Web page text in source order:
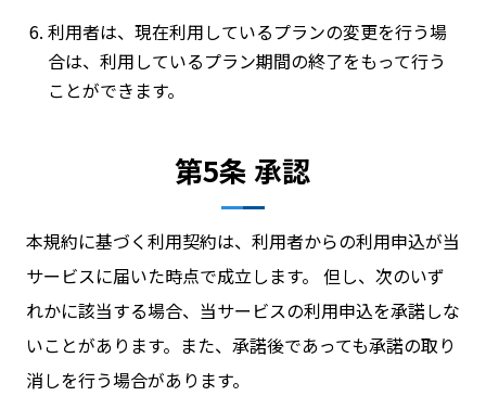
利用者は、現在利用しているプランの変更を行う場
合は、利用しているプラン期間の終了をもって行う
ことができます。
第5条 承認
本規約に基づく利用契約は、利用者からの利用申込が当
サービスに届いた時点で成立します。 但し、次のいず
れかに該当する場合、当サービスの利用申込を承諾しな
いことがあります。また、承諾後であっても承諾の取り
消しを行う場合があります。